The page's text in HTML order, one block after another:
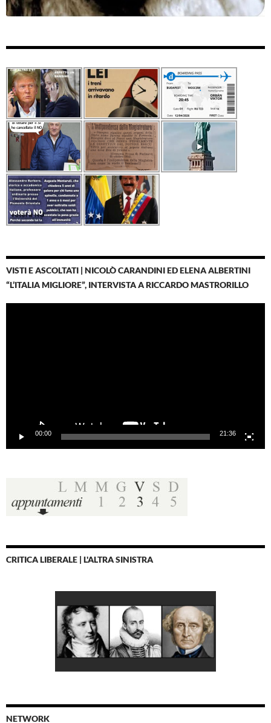
VISTI E ASCOLTATI | NICOLÒ CARANDINI ED ELENA ALBERTINI
“L’ITALIA MIGLIORE”, INTERVISTA A RICCARDO MASTRORILLO
00:00 21:36
CRITICA LIBERALE | L'ALTRA SINISTRA
NETWORK